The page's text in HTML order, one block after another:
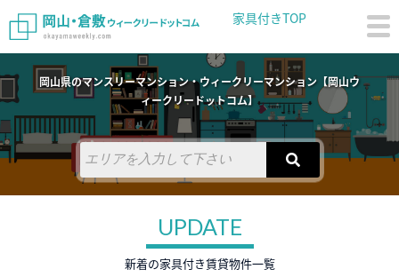
家具付きTOP
岡山県のマンスリーマンション・ウィークリーマンション【岡山ウ
ィークリードットコム】
UPDATE
新着の家具付き賃貸物件一覧